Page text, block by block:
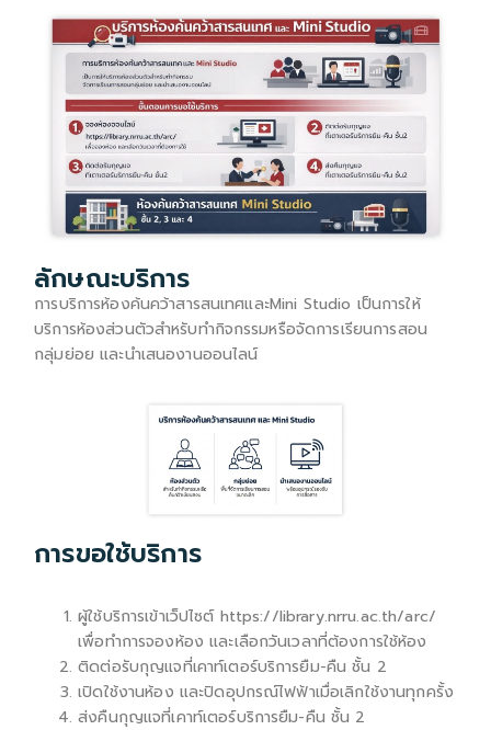
ลักษณะบริการ
การบริการห้องค้นคว้าสารสนเทศและMini Studio เป็นการให้
บริการห้องส่วนตัวสำหรับทำกิจกรรมหรือจัดการเรียนการสอน
กลุ่มย่อย และนำเสนองานออนไลน์
การขอใช้บริการ
ผู้ใช้บริการเข้าเว็ปไซต์ https://library.nrru.ac.th/arc/
เพื่อทำการจองห้อง และเลือกวันเวลาที่ต้องการใช้ห้อง
ติดต่อรับกุญแจที่เคาท์เตอร์บริการยืม-คืน ชั้น 2
เปิดใช้งานห้อง และปิดอุปกรณ์ไฟฟ้าเมื่อเลิกใช้งานทุกครั้ง
ส่งคืนกุญแจที่เคาท์เตอร์บริการยืม-คืน ชั้น 2